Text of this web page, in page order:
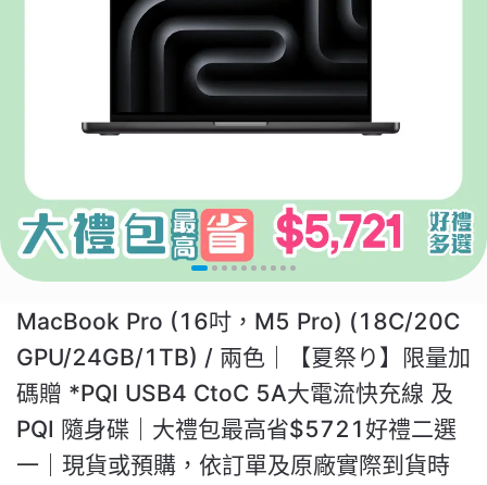
MacBook Pro (16吋，M5 Pro) (18C/20C
GPU/24GB/1TB) / 兩色｜【夏祭り】限量加
碼贈 *PQI USB4 CtoC 5A大電流快充線 及
PQI 隨身碟｜大禮包最高省$5721好禮二選
一｜現貨或預購，依訂單及原廠實際到貨時